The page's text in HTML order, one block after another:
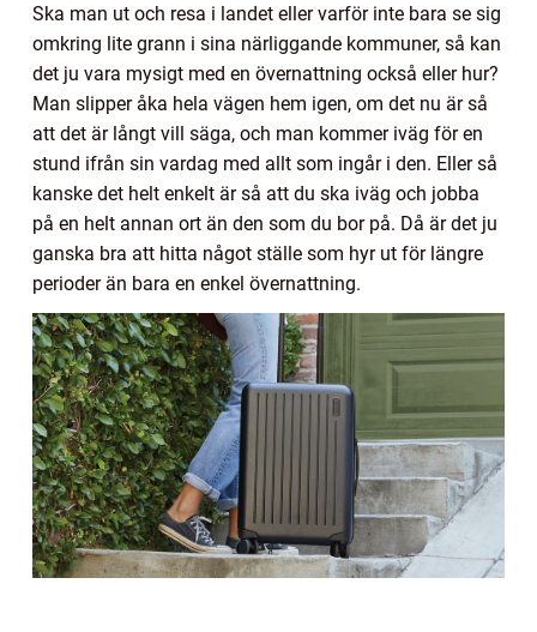
Ska man ut och resa i landet eller varför inte bara se sig
omkring lite grann i sina närliggande kommuner, så kan
det ju vara mysigt med en övernattning också eller hur?
Man slipper åka hela vägen hem igen, om det nu är så
att det är långt vill säga, och man kommer iväg för en
stund ifrån sin vardag med allt som ingår i den. Eller så
kanske det helt enkelt är så att du ska iväg och jobba
på en helt annan ort än den som du bor på. Då är det ju
ganska bra att hitta något ställe som hyr ut för längre
perioder än bara en enkel övernattning.